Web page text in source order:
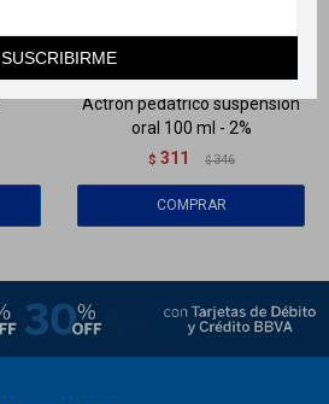
SUSCRIBIRME
Actron pedátrico suspensión
oral 100 ml - 2%
$ 311 $ 346